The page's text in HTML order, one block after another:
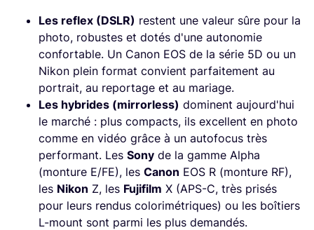
Les reflex (DSLR) restent une valeur sûre pour la
photo, robustes et dotés d'une autonomie
confortable. Un Canon EOS de la série 5D ou un
Nikon plein format convient parfaitement au
portrait, au reportage et au mariage.
Les hybrides (mirrorless) dominent aujourd'hui
le marché : plus compacts, ils excellent en photo
comme en vidéo grâce à un autofocus très
performant. Les Sony de la gamme Alpha
(monture E/FE), les Canon EOS R (monture RF),
les Nikon Z, les Fujifilm X (APS-C, très prisés
pour leurs rendus colorimétriques) ou les boîtiers
L-mount sont parmi les plus demandés.